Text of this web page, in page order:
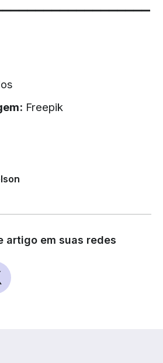
Freepik
artigo em suas redes